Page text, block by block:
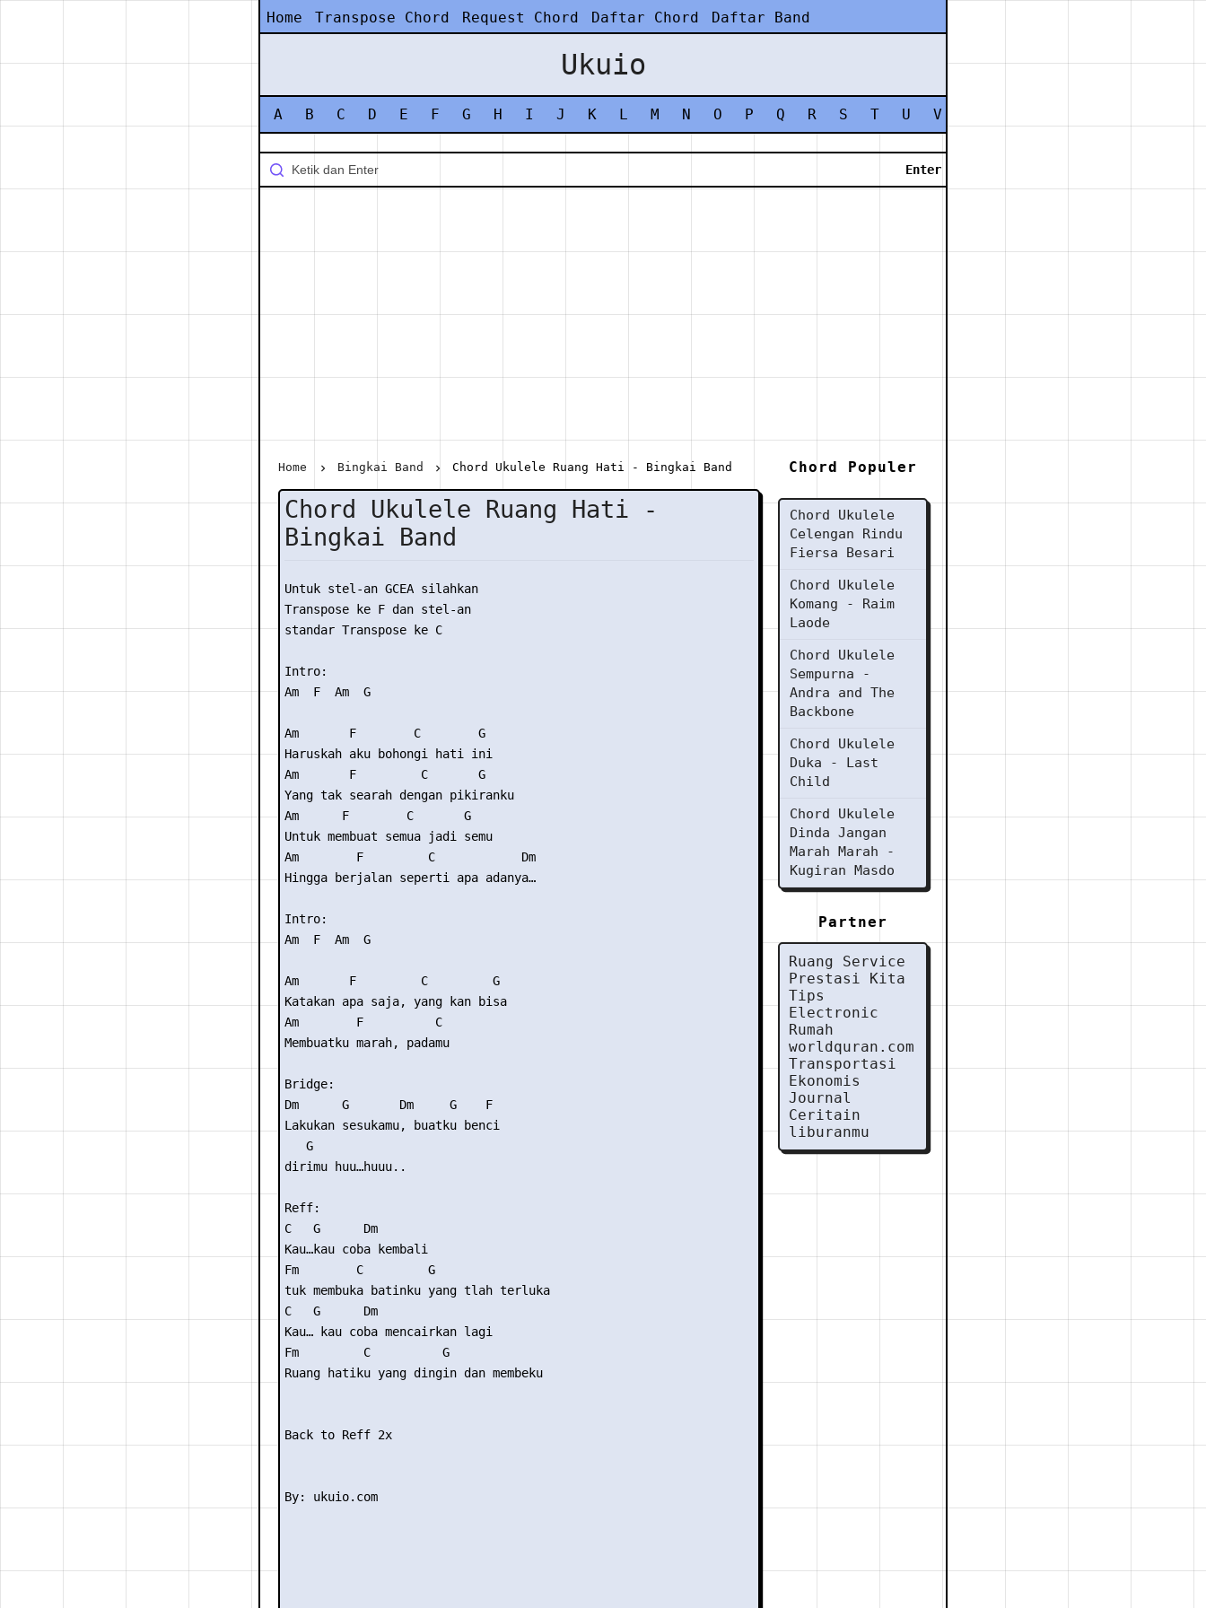
Home Transpose Chord Request Chord Daftar Chord Daftar Band
Ukuio
A B C D E F G H I J K L M N O P Q R S T U V
Home Bingkai Band Chord Ukulele Ruang Hati - Bingkai Band
Chord Ukulele Ruang Hati -
Bingkai Band
Untuk stel-an GCEA silahkan
Transpose ke F dan stel-an
standar Transpose ke C
Intro:
Am  F  Am  G
Am       F        C        G
Haruskah aku bohongi hati ini
Am       F         C       G
Yang tak searah dengan pikiranku
Am      F        C       G
Untuk membuat semua jadi semu
Am        F         C            Dm
Hingga berjalan seperti apa adanya…
Intro:
Am  F  Am  G
Am       F         C         G
Katakan apa saja, yang kan bisa
Am        F          C
Membuatku marah, padamu
Bridge:
Dm      G       Dm     G    F
Lakukan sesukamu, buatku benci
   G
dirimu huu…huuu..
Reff:
C   G      Dm
Kau…kau coba kembali
Fm        C         G
tuk membuka batinku yang tlah terluka
C   G      Dm
Kau… kau coba mencairkan lagi
Fm         C          G
Ruang hatiku yang dingin dan membeku
Back to Reff 2x
Chord Populer
Chord Ukulele
Celengan Rindu
Fiersa Besari
Chord Ukulele
Komang - Raim
Laode
Chord Ukulele
Sempurna -
Andra and The
Backbone
Chord Ukulele
Duka - Last
Child
Chord Ukulele
Dinda Jangan
Marah Marah -
Kugiran Masdo
Partner
Ruang Service
Prestasi Kita
Tips
Electronic
Rumah
worldquran.com
Transportasi
Ekonomis
Journal
Ceritain
liburanmu